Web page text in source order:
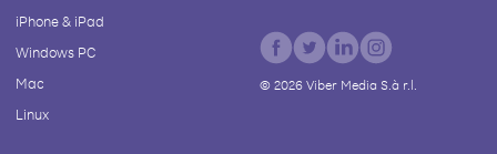
iPhone & iPad
Windows PC
Mac
Linux
© 2026Viber Media S.à r.l.